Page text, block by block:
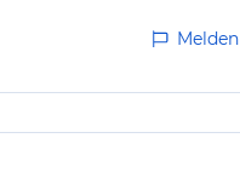
Melden